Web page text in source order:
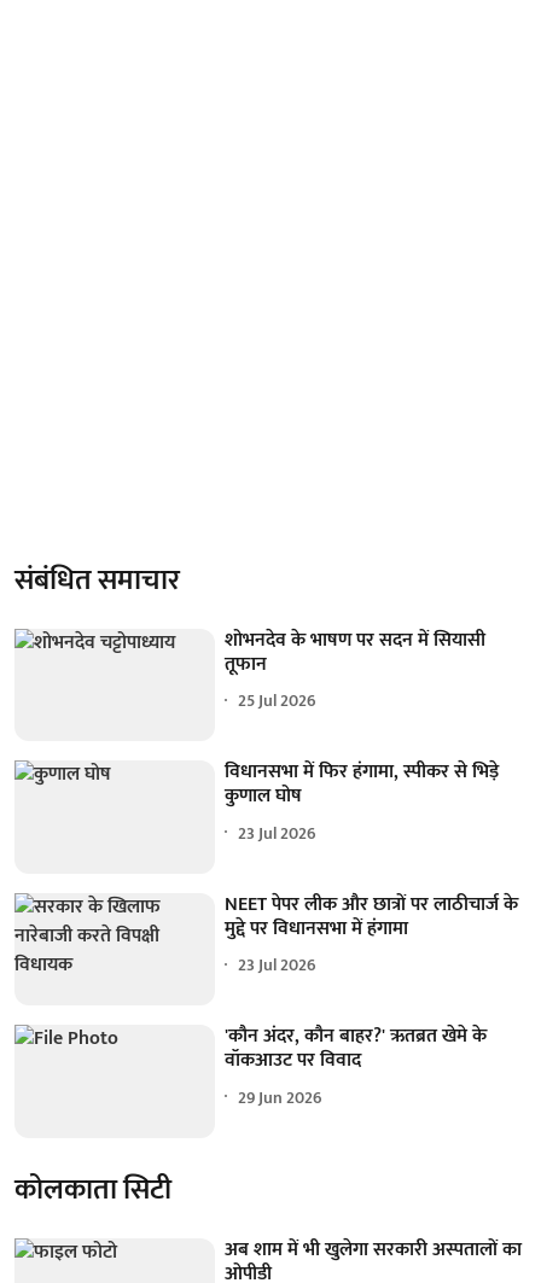
संबंधित समाचार
शोभनदेव के भाषण पर सदन में सियासी
तूफान
25 Jul 2026
विधानसभा में फिर हंगामा, स्पीकर से भिड़े
कुणाल घोष
23 Jul 2026
NEET पेपर लीक और छात्रों पर लाठीचार्ज के
मुद्दे पर विधानसभा में हंगामा
23 Jul 2026
'कौन अंदर, कौन बाहर?' ऋतब्रत खेमे के
वॉकआउट पर विवाद
29 Jun 2026
कोलकाता सिटी
अब शाम में भी खुलेगा सरकारी अस्पतालों का
ओपीडी